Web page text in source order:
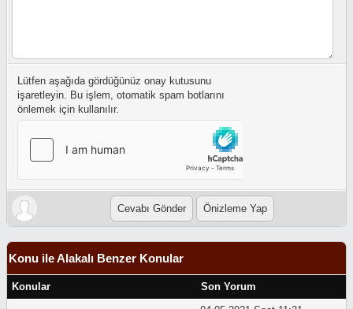
Lütfen aşağıda gördüğünüz onay kutusunu
işaretleyin. Bu işlem, otomatik spam botlarını
önlemek için kullanılır.
Konu ile Alakalı Benzer Konular
Konular Son Yorum